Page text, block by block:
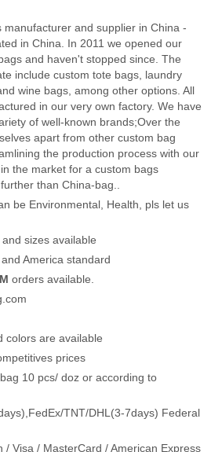
manufacturer and supplier in China -
in China. In 2011 we opened our
and haven't stopped since. The
include custom tote bags, laundry
wine bags, among other options. All
in our very own factory. We have
of well-known brands;Over the
apart from other custom bag
the production process with our
the market for a custom bags
than China-bag..
be Environmental, Health, pls let us
sizes available
America standard
orders available.
colors are available
prices
10 pcs/ doz or according to
TNT/DHL(3-7days) Federal
/ Visa / MasterCard / American Express